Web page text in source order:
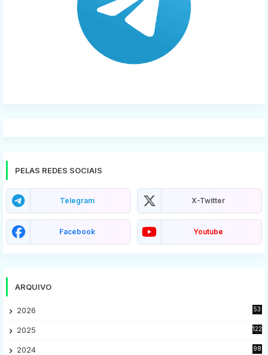
PELAS REDES SOCIAIS
Telegram X-Twitter
Facebook Youtube
ARQUIVO
2026 53
2025 122
2024 98